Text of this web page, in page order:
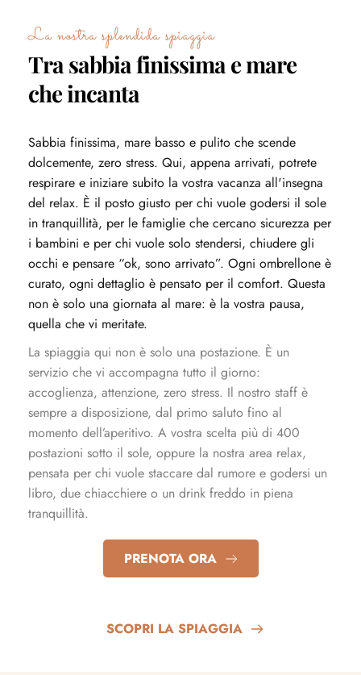
La nostra splendida spiaggia
Tra sabbia finissima e mare
che incanta
Sabbia finissima, mare basso e pulito che scende
dolcemente, zero stress. Qui, appena arrivati, potrete
respirare e iniziare subito la vostra vacanza all'insegna
del relax. È il posto giusto per chi vuole godersi il sole
in tranquillità, per le famiglie che cercano sicurezza per
i bambini e per chi vuole solo stendersi, chiudere gli
occhi e pensare “ok, sono arrivato”. Ogni ombrellone è
curato, ogni dettaglio è pensato per il comfort. Questa
non è solo una giornata al mare: è la vostra pausa,
quella che vi meritate.
La spiaggia qui non è solo una postazione. È un
servizio che vi accompagna tutto il giorno:
accoglienza, attenzione, zero stress. Il nostro staff è
sempre a disposizione, dal primo saluto fino al
momento dell’aperitivo. A vostra scelta più di 400
postazioni sotto il sole, oppure la nostra area relax,
pensata per chi vuole staccare dal rumore e godersi un
libro, due chiacchiere o un drink freddo in piena
tranquillità.
PRENOTA ORA
SCOPRI LA SPIAGGIA